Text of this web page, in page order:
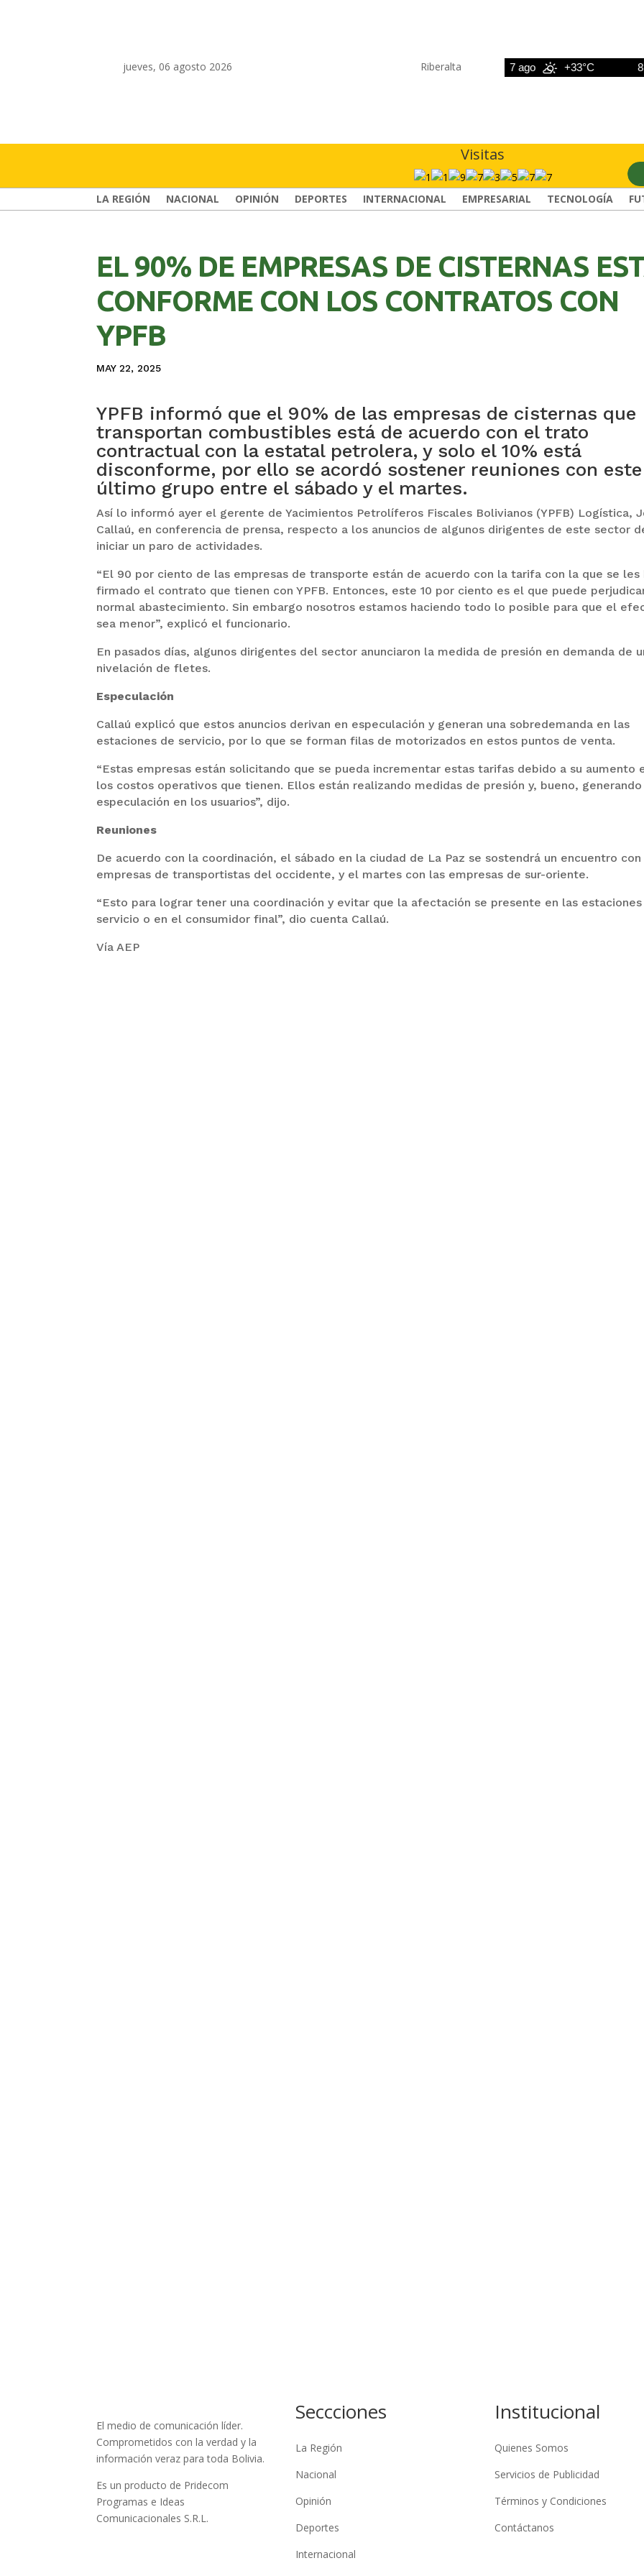
jueves, 06 agosto 2026 Riberalta
+33°C 7 ago +33°C 8
Visitas
LA REGIÓN NACIONAL OPINIÓN DEPORTES INTERNACIONAL EMPRESARIAL TECNOLOGÍA
EL 90% DE EMPRESAS DE CISTERNAS
CONFORME CON LOS CONTRATOS CON
YPFB
MAY 22, 2025
YPFB informó que el 90% de las empresas de cisternas que
transportan combustibles está de acuerdo con el trato
contractual con la estatal petrolera, y solo el 10% está
disconforme, por ello se acordó sostener reuniones con este
último grupo entre el sábado y el martes.
Así lo informó ayer el gerente de Yacimientos Petrolíferos Fiscales Bolivianos (YPFB) Logística,
Callaú, en conferencia de prensa, respecto a los anuncios de algunos dirigentes de este sector
iniciar un paro de actividades.
“El 90 por ciento de las empresas de transporte están de acuerdo con la tarifa con la que se les
firmado el contrato que tienen con YPFB. Entonces, este 10 por ciento es el que puede
normal abastecimiento. Sin embargo nosotros estamos haciendo todo lo posible para que el
sea menor”, explicó el funcionario.
En pasados días, algunos dirigentes del sector anunciaron la medida de presión en demanda de
nivelación de fletes.
Especulación
Callaú explicó que estos anuncios derivan en especulación y generan una sobredemanda en las
estaciones de servicio, por lo que se forman filas de motorizados en estos puntos de venta.
“Estas empresas están solicitando que se pueda incrementar estas tarifas debido a su aumento
los costos operativos que tienen. Ellos están realizando medidas de presión y, bueno, generando
especulación en los usuarios”, dijo.
Reuniones
De acuerdo con la coordinación, el sábado en la ciudad de La Paz se sostendrá un encuentro con
empresas de transportistas del occidente, y el martes con las empresas de sur-oriente.
“Esto para lograr tener una coordinación y evitar que la afectación se presente en las estaciones
servicio o en el consumidor final”, dio cuenta Callaú.
Vía AEP
El medio de comunicación líder.
Comprometidos con la verdad y la
información veraz para toda Bolivia.
Es un producto de Pridecom
Programas e Ideas
Comunicacionales S.R.L.
Seccciones
La Región
Nacional
Opinión
Deportes
Internacional
Institucional
Quienes Somos
Servicios de Publicidad
Términos y Condiciones
Contáctanos